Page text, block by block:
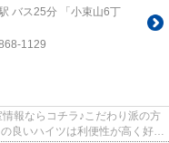
バス25分 「小束山6丁
1129
報ならコチラ♪こだわり派の方
良いハイツは利便性が高く好条